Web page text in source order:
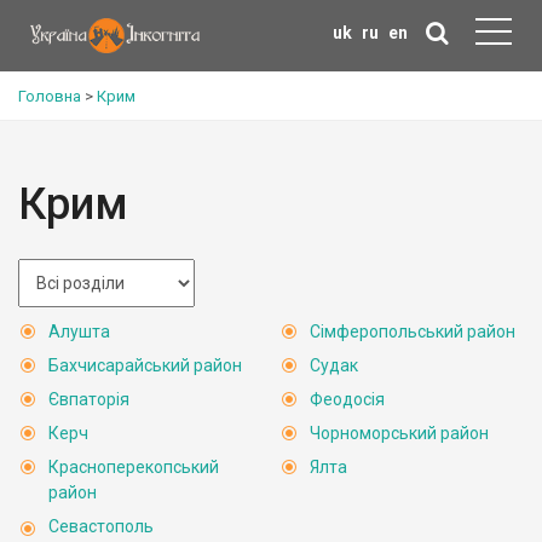
uk ru en
Головна > Крим
Крим
Алушта
Бахчисарайський район
Євпаторія
Керч
Красноперекопський
район
Севастополь
Сімферопольський район
Судак
Феодосія
Чорноморський район
Ялта